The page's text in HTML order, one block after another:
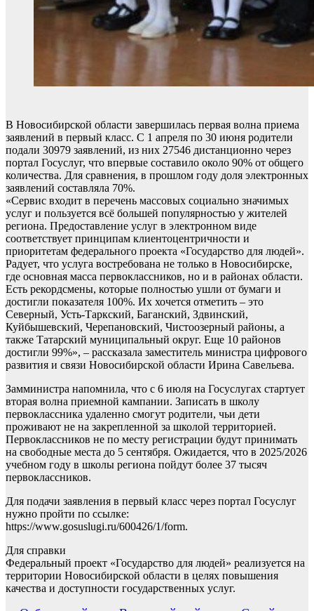
В Новосибирской области завершилась первая волна приема
заявлений в первый класс. С 1 апреля по 30 июня родители
подали 30979 заявлений, из них 27546 дистанционно через
портал Госуслуг, что впервые составило около 90% от общего
количества. Для сравнения, в прошлом году доля электронных
заявлений составляла 70%.
«Сервис входит в перечень массовых социально значимых
услуг и пользуется всё большей популярностью у жителей
региона. Предоставление услуг в электронном виде
соответствует принципам клиентоцентричности и
приоритетам федерального проекта «Государство для людей».
Радует, что услуга востребована не только в Новосибирске,
где основная масса первоклассников, но и в районах области.
Есть рекордсмены, которые полностью ушли от бумаги и
достигли показателя 100%. Их хочется отметить – это
Северный, Усть-Таркский, Баганский, Здвинский,
Куйбышевский, Черепановский, Чистоозерный районы, а
также Татарский муниципальный округ. Еще 10 районов
достигли 99%», – рассказала заместитель министра цифрового
развития и связи Новосибирской области Ирина Савельева.
Замминистра напомнила, что с 6 июля на Госуслугах стартует
вторая волна приемной кампании. Записать в школу
первоклассника удаленно смогут родители, чьи дети
проживают не на закрепленной за школой территорией.
Первоклассников не по месту регистрации будут принимать
на свободные места до 5 сентября. Ожидается, что в 2025/2026
учебном году в школы региона пойдут более 37 тысяч
первоклассников.
Для подачи заявления в первый класс через портал Госуслуг
нужно пройти по ссылке:
https://www.gosuslugi.ru/600426/1/form.
Для справки
Федеральный проект «Государство для людей» реализуется на
территории Новосибирской области в целях повышения
качества и доступности государственных услуг.